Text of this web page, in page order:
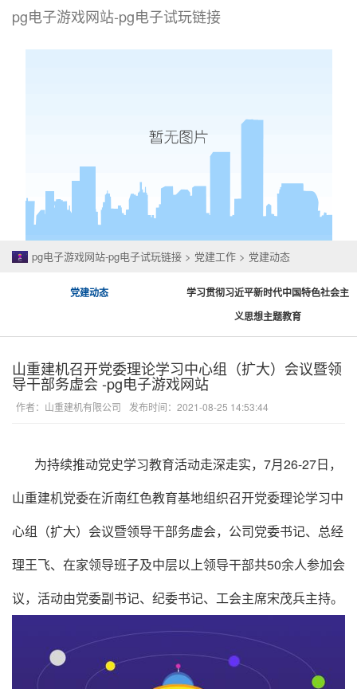
pg电子游戏网站-pg电子试玩链接
pg电子游戏网站-pg电子试玩链接 > 党建工作 > 党建动态
党建动态
学习贯彻习近平新时代中国特色社会主
义思想主题教育
山重建机召开党委理论学习中心组（扩大）会议暨领
导干部务虚会 -pg电子游戏网站
作者：山重建机有限公司 发布时间：2021-08-25 14:53:44
为持续推动党史学习教育活动走深走实，7月26-27日，
山重建机党委在沂南红色教育基地组织召开党委理论学习中
心组（扩大）会议暨领导干部务虚会，公司党委书记、总经
理王飞、在家领导班子及中层以上领导干部共50余人参加会
议，活动由党委副书记、纪委书记、工会主席宋茂兵主持。